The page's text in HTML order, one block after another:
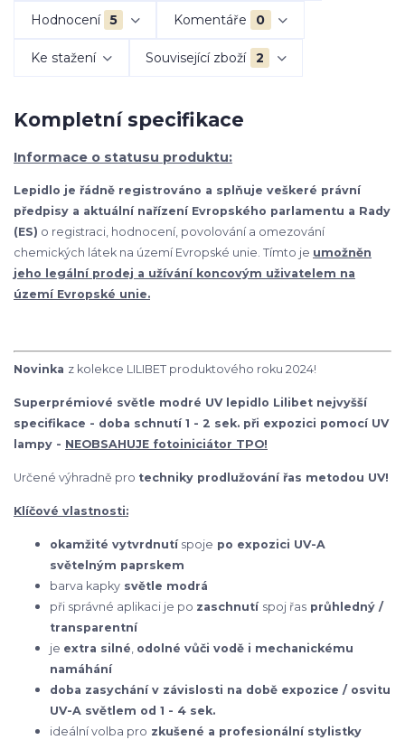
Hodnocení 5 Komentáře 0
Ke stažení Související zboží 2
Kompletní specifikace
Informace o statusu produktu:
Lepidlo je řádně registrováno a splňuje veškeré právní
předpisy a aktuální nařízení Evropského parlamentu a Rady
(ES) o registraci, hodnocení, povolování a omezování
chemických látek na území Evropské unie. Tímto je umožněn
jeho legální prodej a užívání koncovým uživatelem na
území Evropské unie.
Novinka z kolekce LILIBET produktového roku 2024!
Superprémiové světle modré UV lepidlo Lilibet nejvyšší
specifikace - d oba schnutí 1 - 2 sek. při expozici pomocí UV
lampy - NEOBSAHUJE fotoiniciátor TPO!
Určené výhradně pro techniky prodlužování řas metodou UV!
Klíčové vlastnosti:
okamžité vytvrdnutíspoje po expozici UV-A
světelným paprskem
barva kapky světle modrá
při správné aplikaci je po zaschnutí spoj řas průhledný /
transparentní
je extra silné, odolné vůči vodě i mechanickému
namáhání
doba zasychání v závislosti na době expozice / osvitu
UV-A světlem od 1 - 4 sek.
ideální volba pro zkušené a profesionální stylistky